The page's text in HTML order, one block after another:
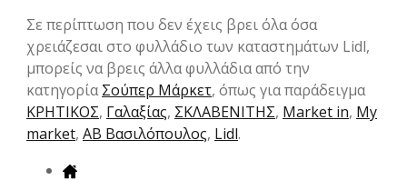
Σε περίπτωση που δεν έχεις βρει όλα όσα
χρειάζεσαι στο φυλλάδιο των καταστημάτων Lidl,
μπορείς να βρεις άλλα φυλλάδια από την
κατηγορίαΣούπερ Μάρκετ, όπως για παράδειγμα
ΚΡΗΤΙΚΟΣ, Γαλαξίας, ΣΚΛΑΒΕΝΙΤΗΣ, Market in, My
market, ΑΒ Βασιλόπουλος, Lidl.